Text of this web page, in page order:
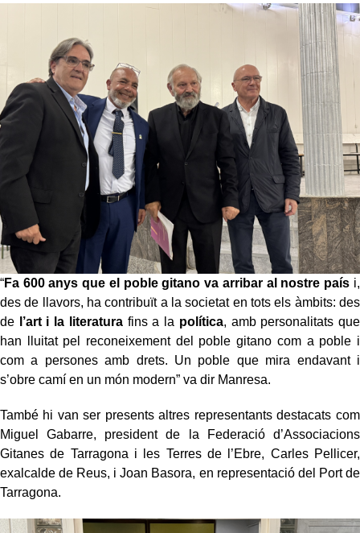
“Fa 600 anys que el poble gitano va arribar al nostre país i,
des de llavors, ha contribuït a la societat en tots els àmbits: des
de
l’art i la literaturafins a la política, amb personalitats que
han lluitat pel reconeixement del poble gitano com a poble i
com a persones amb drets. Un poble que mira endavant i
s’obre camí en un món modern” va dir Manresa.
També hi van ser presents altres representants destacats com
Miguel Gabarre, president de la Federació d’Associacions
Gitanes de Tarragona i les Terres de l’Ebre, Carles Pellicer,
exalcalde de Reus, i Joan Basora, en representació del Port de
Tarragona.